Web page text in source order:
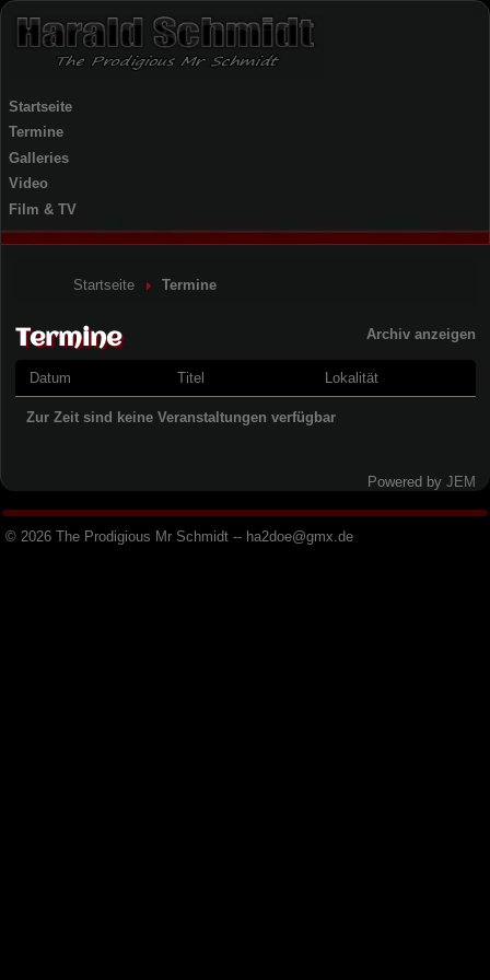
Startseite
Termine
Galleries
Video
Film & TV
Startseite Termine
Archiv anzeigen
Termine
Datum Titel Lokalität
Zur Zeit sind keine Veranstaltungen verfügbar
Powered by JEM
© 2026 The Prodigious Mr Schmidt -- ha2doe@gmx.de